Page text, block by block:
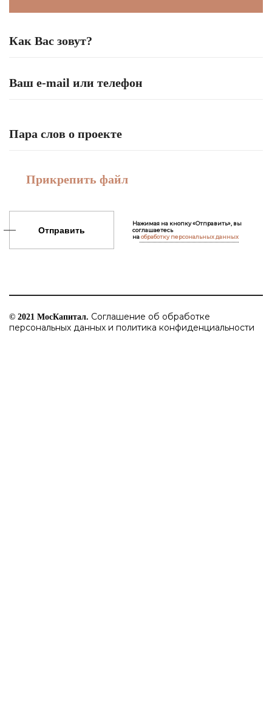
Прикрепить файл
Отправить
Нажимая на кнопку «Отправить», вы
соглашаетесь
наобработку персональных данных
© 2021 МосКапитал. Соглашение об обработке
персональных данных и политика конфиденциальности